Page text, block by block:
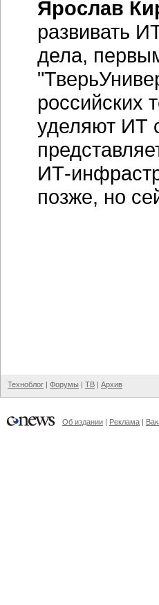
Ярослав
развивать
дела,
российских
уделяют ИТ
ИТ-
позже, но
Техноблог | Форумы | ТВ | Архив
Об издании | Реклама |